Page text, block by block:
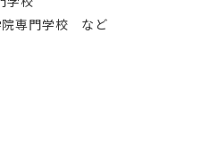
院専門学校 など